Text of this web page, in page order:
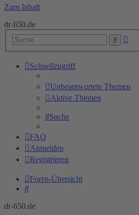
Zum Inhalt
dr-650.de
Suche
Schnellzugriff
Unbeantwortete Themen
Aktive Themen
Suche
FAQ
Anmelden
Registrieren
Foren-Übersicht
Suche
dr-650.de